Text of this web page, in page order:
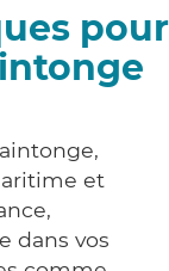
pour
et
dans vos